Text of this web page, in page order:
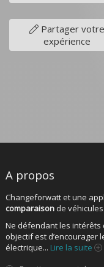
Partager votre
expérience
A propos
Changeforwatt et une
comparaisonde
Ne défendant les intérêts
objectif est d’encourager
électrique... Lire la suite